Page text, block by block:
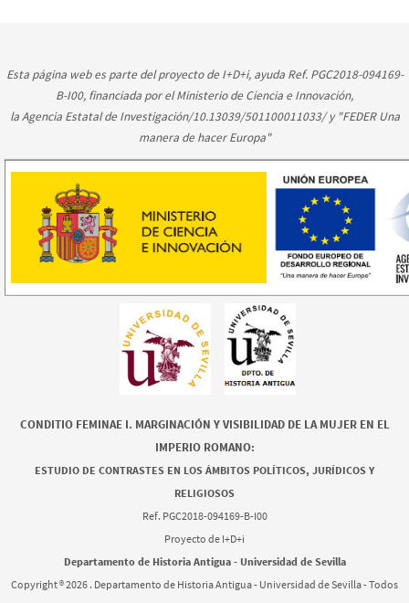
Esta página web es parte del proyecto de I+D+i, ayuda Ref. PGC2018-094169-
B-I00, financiada por el Ministerio de Ciencia e Innovación,
la Agencia Estatal de Investigación/10.13039/501100011033/ y "FEDER Una
manera de hacer Europa"
CONDITIO FEMINAE I. MARGINACIÓN Y VISIBILIDAD DE LA MUJER EN EL
IMPERIO ROMANO:
ESTUDIO DE CONTRASTES EN LOS ÁMBITOS POLÍTICOS, JURÍDICOS Y
RELIGIOSOS
Ref. PGC2018-094169-B-I00
Proyecto de I+D+i
Departamento de Historia Antigua - Universidad de Sevilla
Copyright ®2026 . Departamento de Historia Antigua - Universidad de Sevilla - Todos